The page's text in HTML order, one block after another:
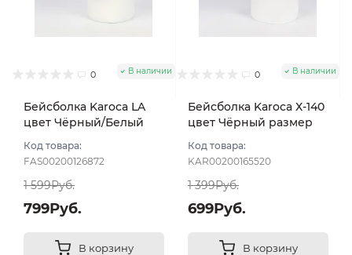
0 В наличии
Бейсболка Karoca LA
цвет Чёрный/Белый
Код товара:
FAS00200126872
1 599Руб.
799Руб.
В корзину
0 В наличии
Бейсболка Karoca Х-140
цвет Чёрный размер
Код товара:
KAR00200165520
1 399Руб.
699Руб.
В корзину